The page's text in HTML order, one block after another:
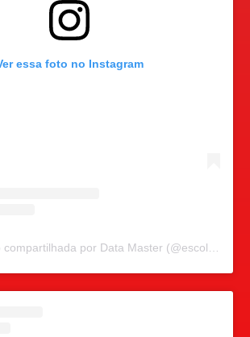
essa foto no Instagram